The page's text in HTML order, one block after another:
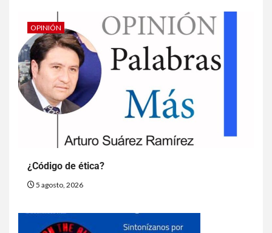
OPINIÓN
¿Código de ética?
5 agosto, 2026